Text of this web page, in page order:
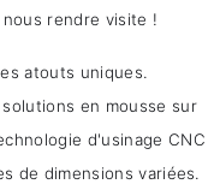
rendre visite !
atouts uniques.
en mousse sur
d'usinage CNC
de dimensions variées.